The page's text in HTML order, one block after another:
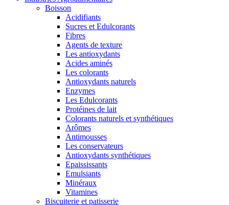
Boisson
Acidifiants
Sucres et Edulcorants
Fibres
Agents de texture
Les antioxydants
Acides aminés
Les colorants
Antioxydants naturels
Enzymes
Les Edulcorants
Protéines de lait
Colorants naturels et synthétiques
Arômes
Antimousses
Les conservateurs
Antioxydants synthétiques
Epaississants
Emulsiants
Minéraux
Vitamines
Biscuiterie et patisserie